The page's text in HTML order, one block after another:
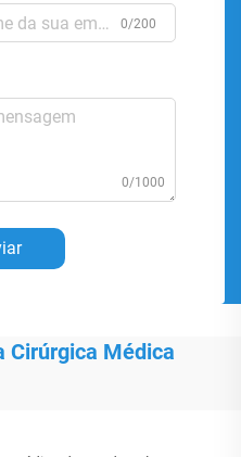
0/200
0/1000
Cirúrgica Médica